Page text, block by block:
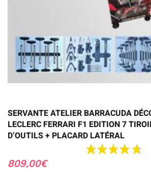
SERVANTE ATELIER BARRACUDA
LECLERC FERRARI F1 EDITION 7
D’OUTILS + PLACARD LATÉRAL
809,00€